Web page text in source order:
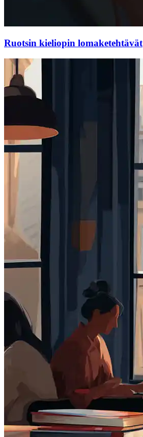
Ruotsin kieliopin lomaketehtävät